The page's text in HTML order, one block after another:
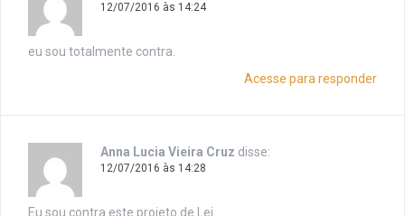
12/07/2016 às 14:24
eu sou totalmente contra.
Acesse para responder
Anna Lucia Vieira Cruz disse:
12/07/2016 às 14:28
Eu sou contra este projeto de Lei